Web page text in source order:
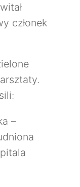
członek
–